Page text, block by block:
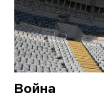
Война